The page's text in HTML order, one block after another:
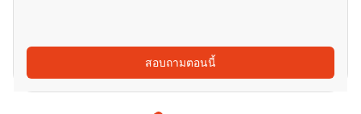
สอบถามตอนนี้